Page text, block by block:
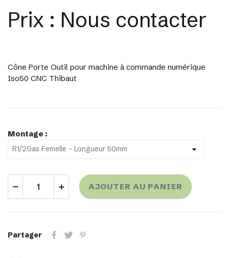
Prix : Nous contacter
Cône Porte Outil pour machine à commande numérique
Iso50 CNC Thibaut
Montage :
AJOUTER AU PANIER
Partager